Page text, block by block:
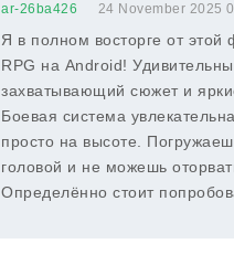
ar-26ba426 24 November 2025
Я в полном восторге от этой
RPG на Android!
захватывающий сюжет и
Боевая система
просто на высоте.
головой и не можешь
Определённо стоит